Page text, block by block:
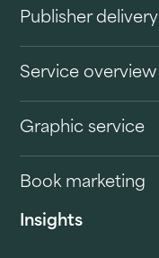
Publisher delivery
Service overview
Graphic service
Book marketing
Insights